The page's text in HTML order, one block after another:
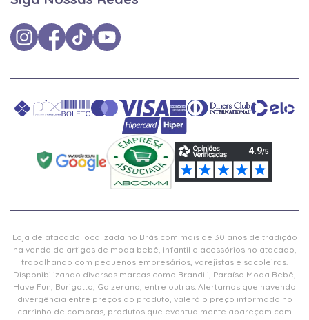
Loja de atacado localizada no Brás com mais de 30 anos de tradição
na venda de artigos de moda bebê, infantil e acessórios no atacado,
trabalhando com pequenos empresários, varejistas e sacoleiras.
Disponibilizando diversas marcas como Brandili, Paraíso Moda Bebê,
Have Fun, Burigotto, Galzerano, entre outras. Alertamos que havendo
divergência entre preços do produto, valerá o preço informado no
carrinho de compras, produtos que eventualmente apareçam com